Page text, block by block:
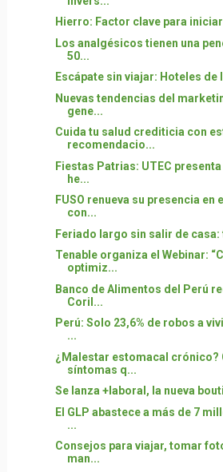
Hierro: Factor clave para
Los analgésicos tienen una
50...
Escápate sin viajar: Hoteles de
Nuevas tendencias del
gene...
Cuida tu salud crediticia con
recomendacio...
Fiestas Patrias: UTEC
he...
FUSO renueva su presencia en
con...
Feriado largo sin salir de casa:
Tenable organiza el Webinar:
optimiz...
Banco de Alimentos del Perú
Coril...
Perú: Solo 23,6% de robos a
...
¿Malestar estomacal crónico?
síntomas q...
Se lanza +laboral, la nueva
El GLP abastece a más de 7
...
Consejos para viajar, tomar
man...